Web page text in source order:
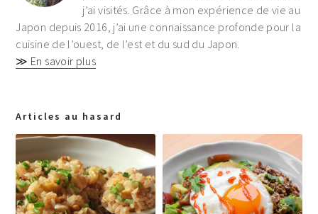
j’ai visités. Grâce à mon expérience de vie au
Japon depuis 2016, j’ai une connaissance profonde pour la
cuisine de l’ouest, de l’est et du sud du Japon.
≫ En savoir plus
Articles au hasard